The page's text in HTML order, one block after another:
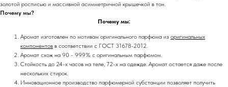
золотой росписью и массивной асимметричной крышечкой в тон.
Почему мы?
Почему мы:
Аромат изготовлен по мотивам оригинального парфюма из оригинальных
компонентов в соответствии с ГОСТ 31678-2012.
Аромат схож на 90 - 99.9% с оригинальным парфюмом.
Стойкость до 24-х часов на теле, 72-х на одежде. Аромат остается даже после
нескольких стирок.
Инновационное производство парфюмерной субстанции позволяет получить